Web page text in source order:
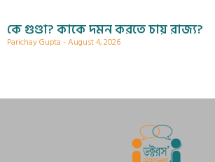
কে গুণ্ডা? কাকে দমন করতে চায় রাজ্য?
Parichay Gupta August 4, 2026